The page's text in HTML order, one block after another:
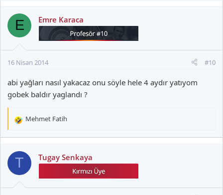
E Emre Karaca
16 Nisan 2014 #10
abi yağları nasıl yakacaz onu söyle hele 4 aydır yatıyom
gobek baldır yaglandı ?
T
k
l
Mehmet Fatih
T Tugay Senkaya